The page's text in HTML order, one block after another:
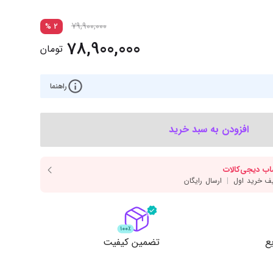
79,900,000
2
%
78,900,000 تومان
راهنما
افزودن به سبد خرید
تضمین کیفیت